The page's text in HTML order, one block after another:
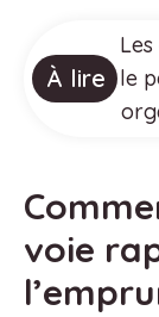
À lire
le
voie